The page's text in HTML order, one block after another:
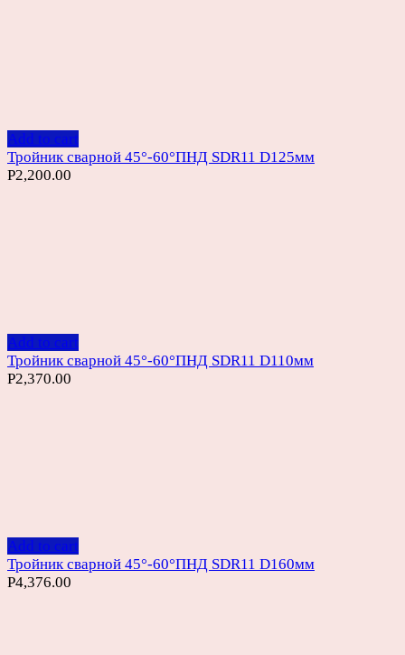
Add to cart
Тройник сварной 45°-60°ПНД SDR11 D125мм
Р2,200.00
Add to cart
Тройник сварной 45°-60°ПНД SDR11 D110мм
Р2,370.00
Add to cart
Тройник сварной 45°-60°ПНД SDR11 D160мм
Р4,376.00